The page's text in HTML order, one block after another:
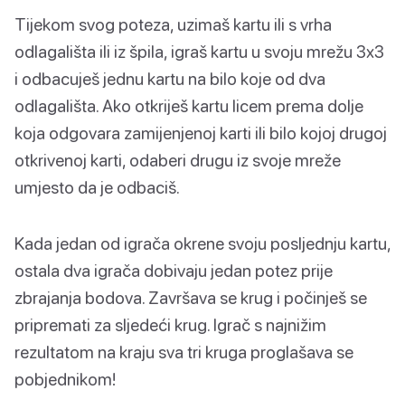
Tijekom svog poteza, uzimaš kartu ili s vrha
odlagališta ili iz špila, igraš kartu u svoju mrežu 3x3
i odbacuješ jednu kartu na bilo koje od dva
odlagališta. Ako otkriješ kartu licem prema dolje
koja odgovara zamijenjenoj karti ili bilo kojoj drugoj
otkrivenoj karti, odaberi drugu iz svoje mreže
umjesto da je odbaciš.
Kada jedan od igrača okrene svoju posljednju kartu,
ostala dva igrača dobivaju jedan potez prije
zbrajanja bodova. Završava se krug i počinješ se
pripremati za sljedeći krug. Igrač s najnižim
rezultatom na kraju sva tri kruga proglašava se
pobjednikom!